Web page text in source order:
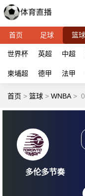
首页 足球 篮球
世界杯 英超 中超
柬埔超 德甲 法甲
首页 > 篮球 > WNBA >